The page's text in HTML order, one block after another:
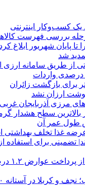
بررسی فهرست
پایان شهریور ابلاغ کرد
شد
از طریق سامانه ارزی
برای بازگشت زائران
بالاترین سطح هشدار
طول عمر آن
عرضه غذا تخلف
برای استفاده
کربلا در آستانه ۵۰ درجه